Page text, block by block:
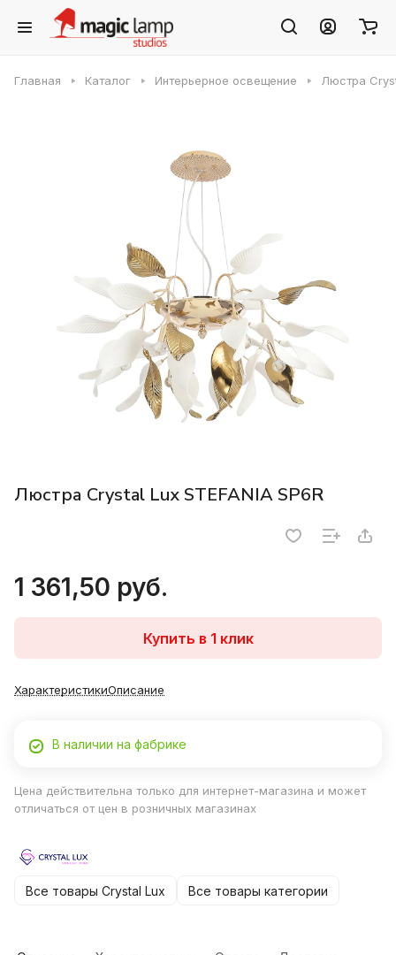
Главная Каталог Интерьерное освещение Люстра
Люстра Crystal Lux STEFANIA SP6R
1 361,50 руб.
Купить в 1 клик
ХарактеристикиОписание
В наличии на фабрике
Цена действительна только для интернет-магазина и может
отличаться от цен в розничных магазинах
Все товары Crystal Lux Все товары категории